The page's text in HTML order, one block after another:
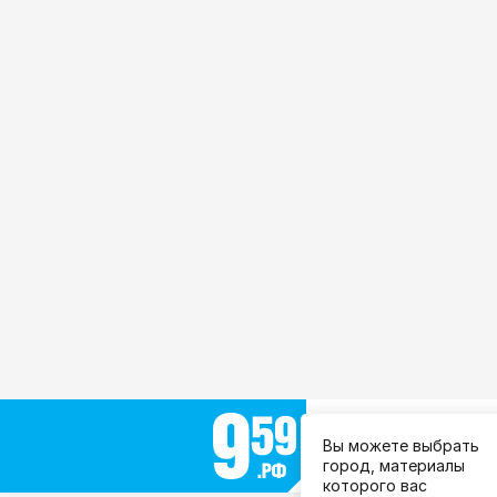
Все города
Вы можете выбрать
город, материалы
которого вас